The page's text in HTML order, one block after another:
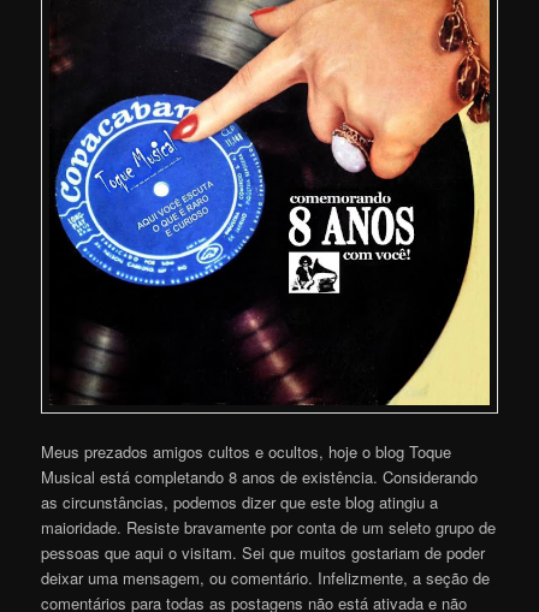
Meus prezados amigos cultos e ocultos, hoje o blog Toque
Musical está completando 8 anos de existência. Considerando
as circunstâncias, podemos dizer que este blog atingiu a
maioridade. Resiste bravamente por conta de um seleto grupo de
pessoas que aqui o visitam. Sei que muitos gostariam de poder
deixar uma mensagem, ou comentário. Infelizmente, a seção de
comentários para todas as postagens não está ativada e não